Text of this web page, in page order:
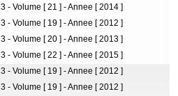
3 - Volume [ 21 ] - Annee [ 2014 ]
3 - Volume [ 19 ] - Annee [ 2012 ]
3 - Volume [ 20 ] - Annee [ 2013 ]
3 - Volume [ 22 ] - Annee [ 2015 ]
3 - Volume [ 19 ] - Annee [ 2012 ]
3 - Volume [ 19 ] - Annee [ 2012 ]